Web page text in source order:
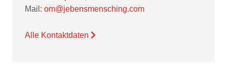
Mail: om@jebensmensching.com
Alle Kontaktdaten